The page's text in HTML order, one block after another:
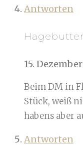
Antworten
15.
Beim DM in
Stück, weiß
habens aber
Antworten